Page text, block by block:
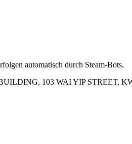
automatisch durch Steam-Bots.
103 WAI YIP STREET,